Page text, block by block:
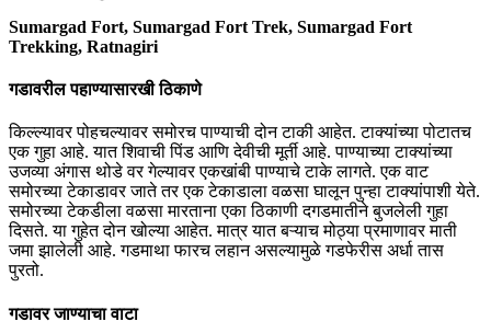
Sumargad Fort, Sumargad Fort Trek, Sumargad Fort
Trekking, Ratnagiri
गडावरील पहाण्यासारखी ठिकाणे
किल्ल्यावर पोहचल्यावर समोरच पाण्याची दोन टाकी आहेत. टाक्यांच्या पोटातच
एक गुहा आहे. यात शिवाची पिंड आणि देवीची मूर्ती आहे. पाण्याच्या टाक्यांच्या
उजव्या अंगास थोडे वर गेल्यावर एकखांबी पाण्याचे टाके लागते. एक वाट
समोरच्या टेकाडावर जाते तर एक टेकाडाला वळसा घालून पुन्हा टाक्यांपाशी येते.
समोरच्या टेकडीला वळसा मारताना एका ठिकाणी दगडमातीने बुजलेली गुहा
दिसते. या गुहेत दोन खोल्या आहेत. मात्र यात बऱ्याच मोठ्या प्रमाणावर माती
जमा झालेली आहे. गडमाथा फारच लहान असल्यामुळे गडफेरीस अर्धा तास
पुरतो.
गडावर जाण्याचा वाटा